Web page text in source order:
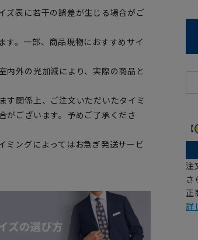
ズ表に若干の誤差が生じる場合がご
。一部、商品現物におすすめサイ
外の光加減により、実際の商品と
関係上、ご注文いただいたタイミ
がございます。予めご了承くださ
ングによってはお急ぎ発送サービ
【
注
さ
正
詳